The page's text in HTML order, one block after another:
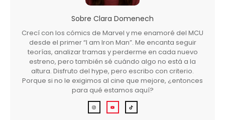
Sobre Clara Domenech
Crecí con los cómics de Marvel y me enamoré del MCU
desde el primer “I am Iron Man”. Me encanta seguir
teorías, analizar tramas y perderme en cada nuevo
estreno, pero también sé cuándo algo no está a la
altura. Disfruto del hype, pero escribo con criterio.
Porque si no le exigimos al cine que mejore, ¿entonces
para qué estamos aquí?